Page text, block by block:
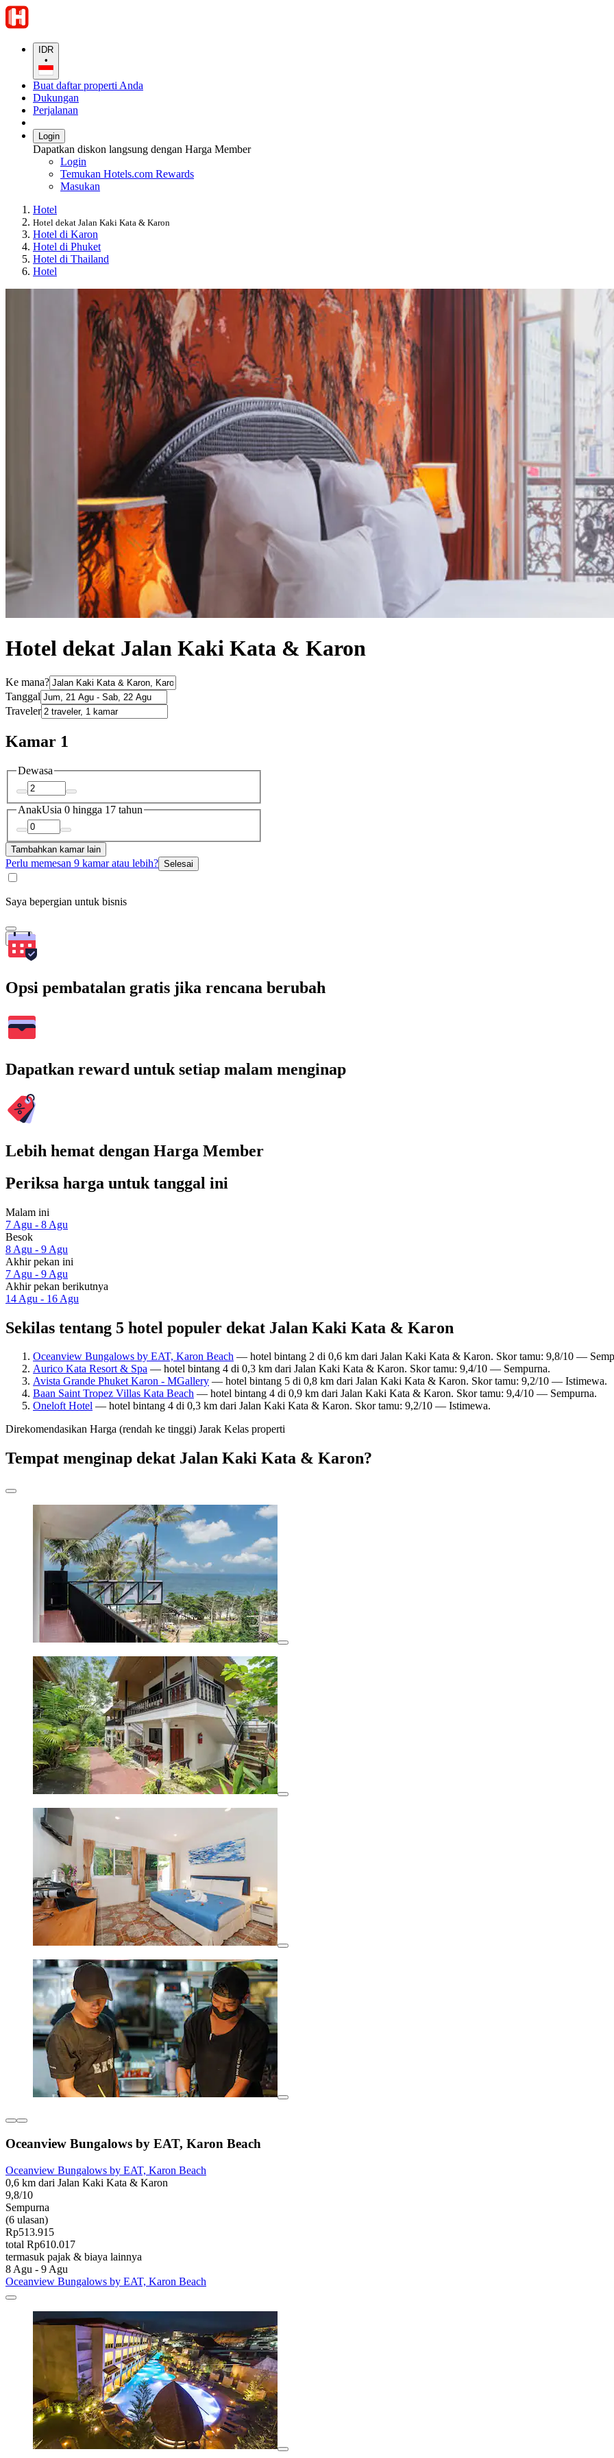
IDR
•
Buat daftar properti Anda
Dukungan
Perjalanan
Login
Dapatkan diskon langsung dengan Harga Member
Login
Temukan Hotels.com Rewards
Masukan
Hotel
Hotel dekat Jalan Kaki Kata & Karon
Hotel di Karon
Hotel di Phuket
Hotel di Thailand
Hotel
Hotel dekat Jalan Kaki Kata & Karon
Ke mana?
Tanggal
Traveler
Kamar 1
Dewasa
AnakUsia 0 hingga 17 tahun
Tambahkan kamar lain
Perlu memesan 9 kamar atau lebih? Selesai
Saya bepergian untuk bisnis
Cari
Opsi pembatalan gratis jika rencana berubah
Dapatkan reward untuk setiap malam menginap
Lebih hemat dengan Harga Member
Periksa harga untuk tanggal ini
Malam ini
7 Agu - 8 Agu
Besok
8 Agu - 9 Agu
Akhir pekan ini
7 Agu - 9 Agu
Akhir pekan berikutnya
14 Agu - 16 Agu
Sekilas tentang 5 hotel populer dekat Jalan Kaki Kata & Karon
Oceanview Bungalows by EAT, Karon Beach — hotel bintang 2 di 0,6 km dari Jalan Kaki Kata & Karon. Skor tamu: 9,8/10 —
Aurico Kata Resort & Spa — hotel bintang 4 di 0,3 km dari Jalan Kaki Kata & Karon. Skor tamu: 9,4/10 — Sempurna.
Avista Grande Phuket Karon - MGallery — hotel bintang 5 di 0,8 km dari Jalan Kaki Kata & Karon. Skor tamu: 9,2/10 — Istimewa.
Baan Saint Tropez Villas Kata Beach — hotel bintang 4 di 0,9 km dari Jalan Kaki Kata & Karon. Skor tamu: 9,4/10 — Sempurna.
Oneloft Hotel — hotel bintang 4 di 0,3 km dari Jalan Kaki Kata & Karon. Skor tamu: 9,2/10 — Istimewa.
Direkomendasikan Harga (rendah ke tinggi) Jarak Kelas properti
Tempat menginap dekat Jalan Kaki Kata & Karon?
Oceanview Bungalows by EAT, Karon Beach
Oceanview Bungalows by EAT, Karon Beach
0,6 km dari Jalan Kaki Kata & Karon
9,8/10
Sempurna
(6 ulasan)
Rp513.915
total Rp610.017
termasuk pajak & biaya lainnya
8 Agu - 9 Agu
Oceanview Bungalows by EAT, Karon Beach